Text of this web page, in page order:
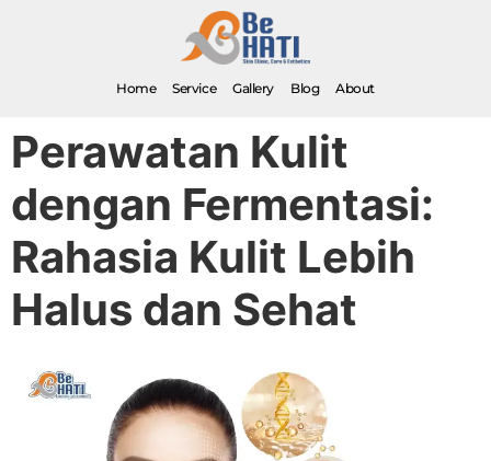
Home Service Gallery Blog About
Perawatan Kulit
dengan Fermentasi:
Rahasia Kulit Lebih
Halus dan Sehat